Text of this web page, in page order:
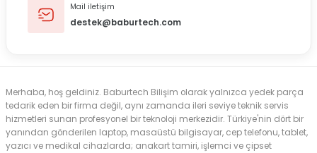
Mail iletişim
destek@baburtech.com
Merhaba, hoş geldiniz. Baburtech Bilişim olarak yalnızca yedek parça
tedarik eden bir firma değil, aynı zamanda ileri seviye teknik servis
hizmetleri sunan profesyonel bir teknoloji merkezidir. Türkiye'nin dört bir
yanından gönderilen laptop, masaüstü bilgisayar, cep telefonu, tablet,
yazıcı ve medikal cihazlarda; anakart tamiri, işlemci ve çipset